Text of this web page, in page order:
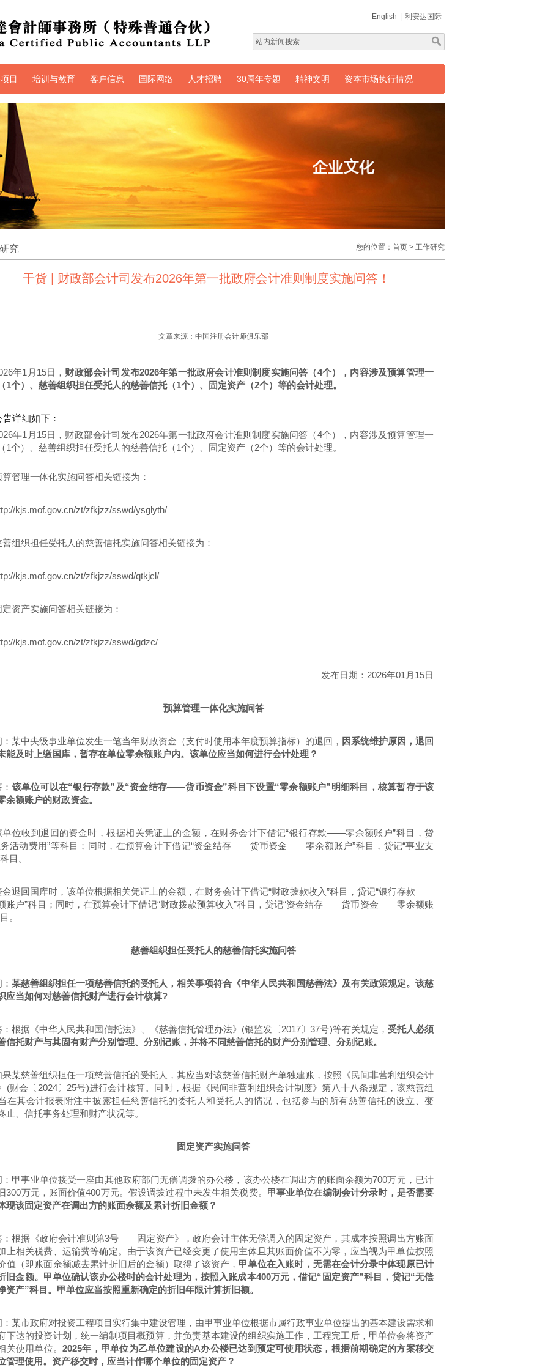
English 利安达国际
目 培训与教育 客户信息 国际网络 人才招聘 30周年专题 精神文明 资本市场执行情况
您的位置： 首页 > 工作研究
究
干货 | 财政部会计司发布2026年第一批政府会计准则制度实施问答！
文章来源：中国注册会计师俱乐部
年1月15日， 财政部会计司发布2026年第一批政府会计准则制度实施问答（4个），内容涉及预算管理一
1个）、慈善组织担任受托人的慈善信托（1个）、固定资产（2个）等的会计处理。
告详细如下：
年1月15日，财政部会计司发布2026年第一批政府会计准则制度实施问答（4个），内容涉及预算管理一
1个）、慈善组织担任受托人的慈善信托（1个）、固定资产（2个）等的会计处理。
算管理一体化实施问答相关链接为：
kjs.mof.gov.cn/zt/zfkjzz/sswd/ysglyth/
善组织担任受托人的慈善信托实施问答相关链接为：
kjs.mof.gov.cn/zt/zfkjzz/sswd/qtkjcl/
定资产实施问答相关链接为：
kjs.mof.gov.cn/zt/zfkjzz/sswd/gdzc/
发布日期：2026年01月15日
预算管理一体化实施问答
：某中央级事业单位发生一笔当年财政资金（支付时使用本年度预算指标）的退回， 因系统维护原因，退回
能及时上缴国库，暂存在单位零余额账户内。该单位应当如何进行会计处理？
该单位可以在“银行存款”及“资金结存——货币资金”科目下设置“零余额账户”明细科目，核算暂存于该
余额账户的财政资金。
单位收到退回的资金时，根据相关凭证上的金额，在财务会计下借记“银行存款——零余额账户”科目，贷
务活动费用”等科目；同时，在预算会计下借记“资金结存——货币资金——零余额账户”科目，贷记“事业支
科目。
金退回国库时，该单位根据相关凭证上的金额，在财务会计下借记“财政拨款收入”科目，贷记“银行存款——
账户”科目；同时，在预算会计下借记“财政拨款预算收入”科目，贷记“资金结存——货币资金——零余额账
。
慈善组织担任受托人的慈善信托实施问答
某慈善组织担任一项慈善信托的受托人，相关事项符合《中华人民共和国慈善法》及有关政策规定。该慈
应当如何对慈善信托财产进行会计核算?
：根据《中华人民共和国信托法》、《慈善信托管理办法》(银监发〔2017〕37号)等有关规定， 受托人必须
信托财产与其固有财产分别管理、分别记账，并将不同慈善信托的财产分别管理、分别记账。
果某慈善组织担任一项慈善信托的受托人，其应当对该慈善信托财产单独建账，按照《民间非营利组织会计
(财会〔2024〕25号)进行会计核算。同时，根据《民间非营利组织会计制度》第八十八条规定，该慈善组
在其会计报表附注中披露担任慈善信托的委托人和受托人的情况，包括参与的所有慈善信托的设立、变
止、信托事务处理和财产状况等。
固定资产实施问答
：甲事业单位接受一座由其他政府部门无偿调拨的办公楼，该办公楼在调出方的账面余额为700万元，已计
300万元，账面价值400万元。假设调拨过程中未发生相关税费。 甲事业单位在编制会计分录时，是否需要
现该固定资产在调出方的账面余额及累计折旧金额？
：根据《政府会计准则第3号——固定资产》，政府会计主体无偿调入的固定资产，其成本按照调出方账面
上相关税费、运输费等确定。由于该资产已经变更了使用主体且其账面价值不为零，应当视为甲单位按照
值（即账面余额减去累计折旧后的金额）取得了该资产， 甲单位在入账时，无需在会计分录中体现原已计
旧金额。甲单位确认该办公楼时的会计处理为，按照入账成本400万元，借记“固定资产”科目，贷记“无偿
资产”科目。甲单位应当按照重新确定的折旧年限计算折旧额。
：某市政府对投资工程项目实行集中建设管理，由甲事业单位根据市属行政事业单位提出的基本建设需求和
下达的投资计划，统一编制项目概预算，并负责基本建设的组织实施工作，工程完工后，甲单位会将资产
关使用单位。2025年，甲单位为乙单位建设的A办公楼已达到预定可使用状态，根据前期确定的方案移交
管理使用。资产移交时，应当计作哪个单位的固定资产？